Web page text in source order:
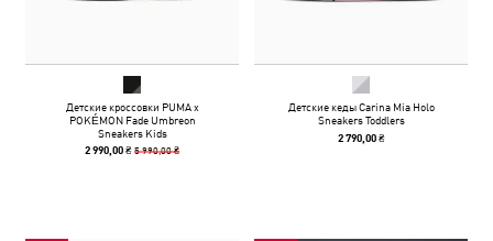
Детские кроссовки PUMA x
POKÉMON Fade Umbreon
Sneakers Kids
2 990,00 ₴5 990,00 ₴
Детские кеды Carina Mia Holo
Sneakers Toddlers
2 790,00 ₴